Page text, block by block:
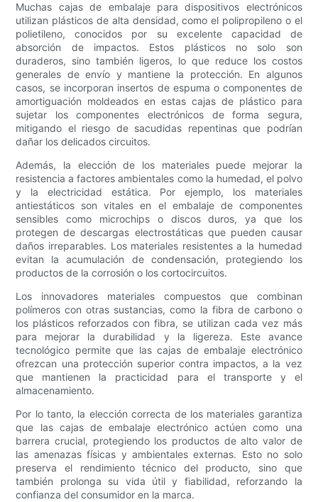
Muchas cajas de embalaje para dispositivos electrónicos
utilizan plásticos de alta densidad, como el polipropileno o el
polietileno, conocidos por su excelente capacidad de
absorción de impactos. Estos plásticos no solo son
duraderos, sino también ligeros, lo que reduce los costos
generales de envío y mantiene la protección. En algunos
casos, se incorporan insertos de espuma o componentes de
amortiguación moldeados en estas cajas de plástico para
sujetar los componentes electrónicos de forma segura,
mitigando el riesgo de sacudidas repentinas que podrían
dañar los delicados circuitos.
Además, la elección de los materiales puede mejorar la
resistencia a factores ambientales como la humedad, el polvo
y la electricidad estática. Por ejemplo, los materiales
antiestáticos son vitales en el embalaje de componentes
sensibles como microchips o discos duros, ya que los
protegen de descargas electrostáticas que pueden causar
daños irreparables. Los materiales resistentes a la humedad
evitan la acumulación de condensación, protegiendo los
productos de la corrosión o los cortocircuitos.
Los innovadores materiales compuestos que combinan
polímeros con otras sustancias, como la fibra de carbono o
los plásticos reforzados con fibra, se utilizan cada vez más
para mejorar la durabilidad y la ligereza. Este avance
tecnológico permite que las cajas de embalaje electrónico
ofrezcan una protección superior contra impactos, a la vez
que mantienen la practicidad para el transporte y el
almacenamiento.
Por lo tanto, la elección correcta de los materiales garantiza
que las cajas de embalaje electrónico actúen como una
barrera crucial, protegiendo los productos de alto valor de
las amenazas físicas y ambientales externas. Esto no solo
preserva el rendimiento técnico del producto, sino que
también prolonga su vida útil y fiabilidad, reforzando la
confianza del consumidor en la marca.